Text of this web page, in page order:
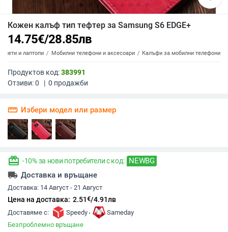
Кожен калъф тип тефтер за Samsung S6 EDGE+
14.75€/28.85лв
и лаптопи Мобилни телефони и аксесоари Калъфи за мобилни телефони
Продуктов код:383991
Отзиви:0 | 0 продажби
straighten Избери модел или размер
redeem -10% за нови потребители с код: NEWBG
local_shipping Доставка и връщане
Доставка: 14 Август - 21 Август
Цена на доставка: 2.51€/4.91лв
Доставяме с: Speedy ,
Sameday
Безпроблемно връщане